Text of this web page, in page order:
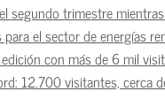
segundo trimestre
el sector de energías
con más de 6 mil
12.700 visitantes, cerca